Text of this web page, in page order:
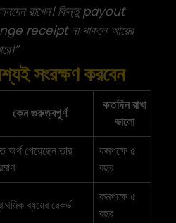
রাখেন। কিন্তু payout
receipt না থাকলে আয়ের
সংরক্ষণ করবেন
কেন গুরুত্বপূর্ণ
কতদিন রাখা
ভালো
অর্থ পেয়েছেন তার
কমপক্ষে ৫
বছর
ব্যয়ের রেকর্ড
কমপক্ষে ৫
বছর